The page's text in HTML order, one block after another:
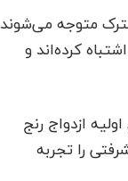
متوجه می‌شوند
کرده‌اند و
ازدواج رنج
را تجربه